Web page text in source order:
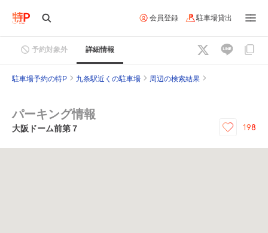
会員登録 駐車場貸出
予約対象外 詳細情報
駐車場予約の特P 九条駅近くの駐車場 周辺の検索結果
パーキング情報
大阪ドーム前第７ 198